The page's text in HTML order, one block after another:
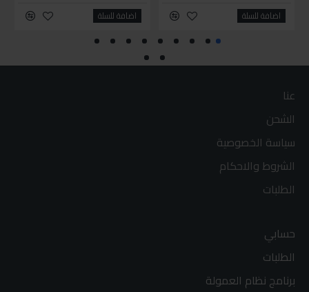
اضافة للسلة اضافة للسلة
عنا
الشحن
سياسة الخصوصية
الشروط والاحكام
الطلبات
حسابي
الطلبات
برنامج نظام العمولة